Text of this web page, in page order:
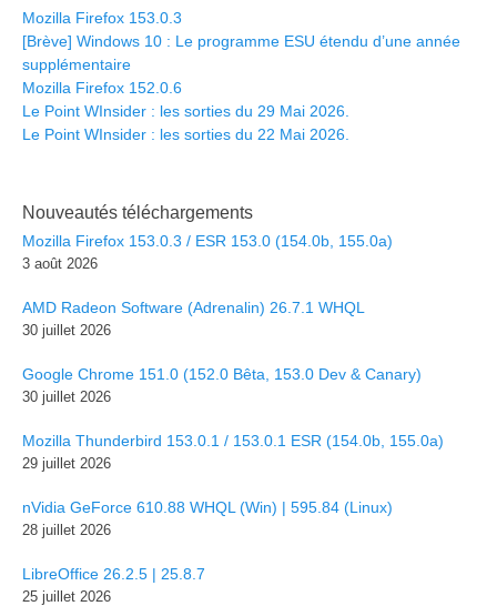
Mozilla Firefox 153.0.3
[Brève] Windows 10 : Le programme ESU étendu d’une année
supplémentaire
Mozilla Firefox 152.0.6
Le Point WInsider : les sorties du 29 Mai 2026.
Le Point WInsider : les sorties du 22 Mai 2026.
Nouveautés téléchargements
Mozilla Firefox 153.0.3 / ESR 153.0 (154.0b, 155.0a)
3 août 2026
AMD Radeon Software (Adrenalin) 26.7.1 WHQL
30 juillet 2026
Google Chrome 151.0 (152.0 Bêta, 153.0 Dev & Canary)
30 juillet 2026
Mozilla Thunderbird 153.0.1 / 153.0.1 ESR (154.0b, 155.0a)
29 juillet 2026
nVidia GeForce 610.88 WHQL (Win) | 595.84 (Linux)
28 juillet 2026
LibreOffice 26.2.5 | 25.8.7
25 juillet 2026